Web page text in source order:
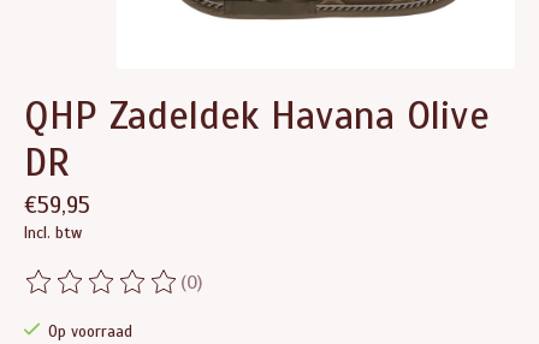
QHP Zadeldek Havana Olive
DR
€59,95
Incl. btw
De beoordeling van dit product is
(0)
Op voorraad